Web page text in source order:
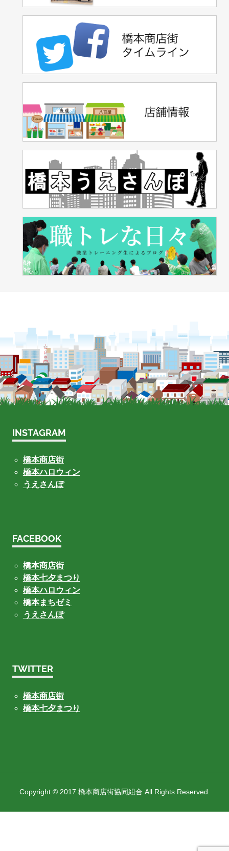
INSTAGRAM
橋本商店街
橋本ハロウィン
うえさんぽ
FACEBOOK
橋本商店街
橋本七夕まつり
橋本ハロウィン
橋本まちゼミ
うえさんぽ
TWITTER
橋本商店街
橋本七夕まつり
Copyright © 2017 橋本商店街協同組合 All Rights Reserved.